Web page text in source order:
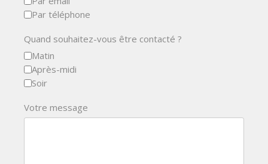
Par téléphone
Quand souhaitez-vous être contacté ?
Matin
Après-midi
Soir
Votre message